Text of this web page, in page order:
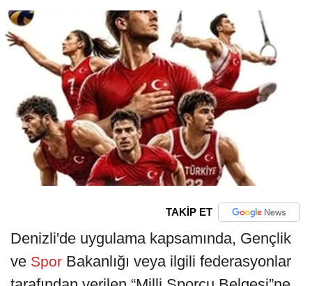
TAKİP ET
Denizli'de uygulama kapsamında, Gençlik
ve Spor Bakanlığı veya ilgili federasyonlar